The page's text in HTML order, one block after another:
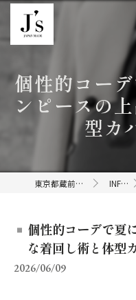
個性的コー
ンピースの
型カ
東京都蔵前のセレクトショップならJ's INFORMATION
個性的コーデで夏
な着回し術と体型
2026/06/09